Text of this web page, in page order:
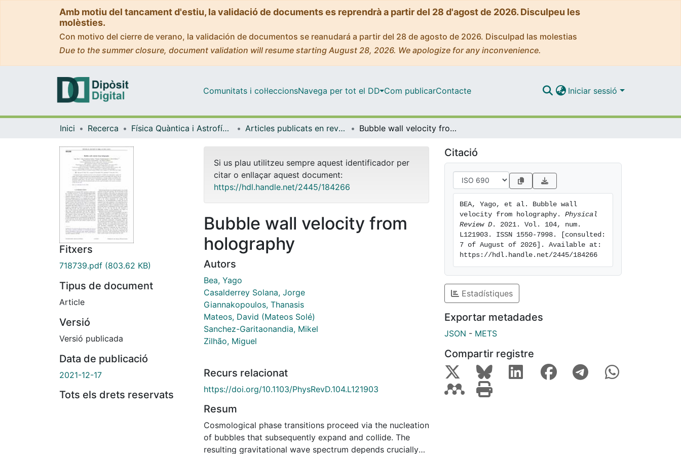
Amb motiu del tancament d'estiu, la validació de documents es reprendrà a partir del 28 d'agost de 2026. Disculpeu les
molèsties.
Con motivo del cierre de verano, la validación de documentos se reanudará a partir del 28 de agosto de 2026. Disculpad las molestias
Due to the summer closure, document validation will resume starting August 28, 2026. We apologize for any inconvenience.
Comunitats i col·leccionsNavega per tot el DD Com publicarContacte Iniciar sessió
Inici Recerca Física Quàntica i Astrofísica Articles publicats en revistes (Física Quàntica i Astrofísica) Bubble wall velocity from holography
Fitxers
718739.pdf (803.62 KB)
Tipus de document
Article
Versió
Versió publicada
Data de publicació
2021-12-17
Tots els drets reservats
Si us plau utilitzeu sempre aquest identificador per
citar o enllaçar aquest document:
https://hdl.handle.net/2445/184266
Bubble wall velocity from
holography
Autors
Bea, Yago
Casalderrey Solana, Jorge
Giannakopoulos, Thanasis
Mateos, David (Mateos Solé)
Sanchez-Garitaonandia, Mikel
Zilhão, Miguel
Recurs relacionat
https://doi.org/10.1103/PhysRevD.104.L121903
Resum
Cosmological phase transitions proceed via the nucleation
of bubbles that subsequently expand and collide. The
resulting gravitational wave spectrum depends crucially
Citació
BEA, Yago, et al. Bubble wall
velocity from holography. Physical
Review D . 2021. Vol. 104, num.
L121903. ISSN 1550-7998. [consulted:
7 of August of 2026]. Available at:
https://hdl.handle.net/2445/184266
Estadístiques
Exportar metadades
JSON - METS
Compartir registre